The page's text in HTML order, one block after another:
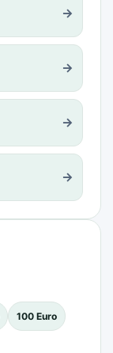
→
→
→
→
100 Euro